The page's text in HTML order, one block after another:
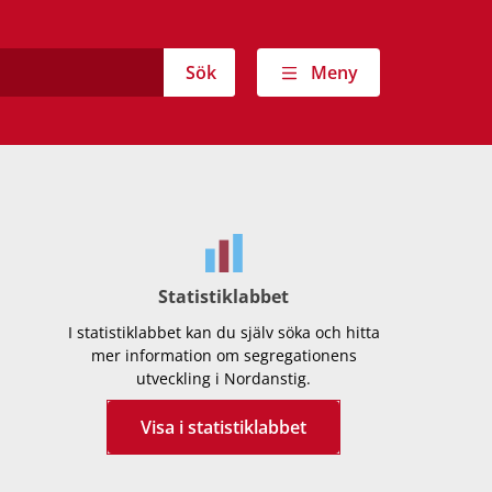
Sök Meny
Statistiklabbet
I statistiklabbet kan du själv söka och hitta
mer information om segregationens
utveckling i Nordanstig.
Visa i statistiklabbet